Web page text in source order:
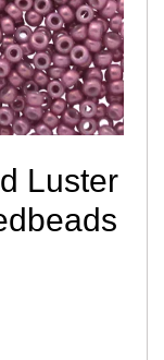
Luster